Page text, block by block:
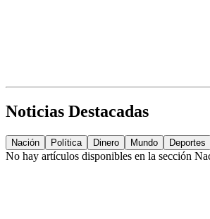
Noticias Destacadas
Nación Política Dinero Mundo Deportes
No hay artículos disponibles en la sección